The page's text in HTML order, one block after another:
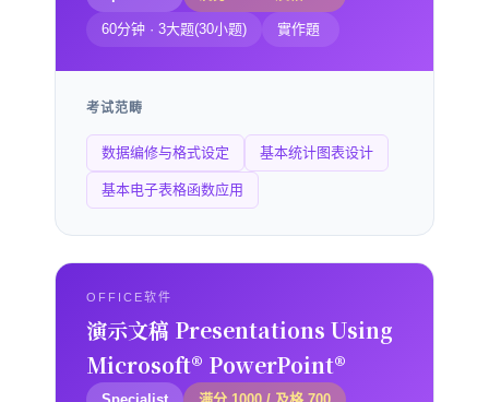
60分钟 · 3大题(30小题) 實作題
考试范畴
数据编修与格式设定 基本统计图表设计
基本电子表格函数应用
OFFICE软件
演示文稿 Presentations Using
Microsoft® PowerPoint®